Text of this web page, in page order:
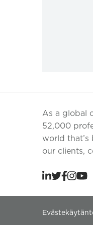
As a global
52,000
world
our clients,